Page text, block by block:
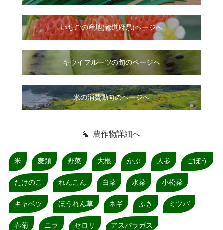
いちごの産地(都道府県)ページへ
キウイフルーツの旬のページへ
米の消費動向のページへ
🍃 農作物詳細へ
米 麦類 野菜 大根 かぶ 人参 ごぼう
たけのこ れんこん 白菜 水菜 小松菜
キャベツ ほうれん草 ネギ ふき ミツバ
春菊 ニラ セロリ アスパラガス